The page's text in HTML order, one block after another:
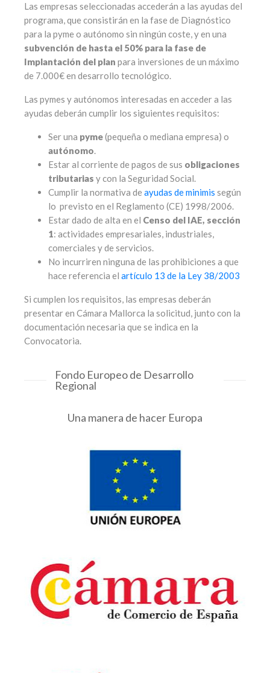
Las empresas seleccionadas accederán a las ayudas del
programa, que consistirán en la fase de Diagnóstico
para la pyme o autónomo sin ningún coste, y en una
subvención de hasta el 50% para la fase de
Implantación del plan para inversiones de un máximo
de 7.000€ en desarrollo tecnológico.
Las pymes y autónomos interesadas en acceder a las
ayudas deberán cumplir los siguientes requisitos:
Ser una pyme(pequeña o mediana empresa) o
autónomo.
Estar al corriente de pagos de sus obligaciones
tributarias y con la Seguridad Social.
Cumplir la normativa de ayudas de minimis según
lo previsto en el Reglamento (CE) 1998/2006.
Estar dado de alta en el Censo del IAE, sección
1: actividades empresariales, industriales,
comerciales y de servicios.
No incurriren ninguna de las prohibiciones a que
hace referencia el artículo 13 de la Ley 38/2003
Si cumplen los requisitos, las empresas deberán
presentar en Cámara Mallorca la solicitud, junto con la
documentación necesaria que se indica en la
Convocatoria.
Fondo Europeo de Desarrollo
Regional
Una manera de hacer Europa